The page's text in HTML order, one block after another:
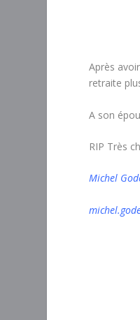
Après
retraite
A son
RIP Très
Michel